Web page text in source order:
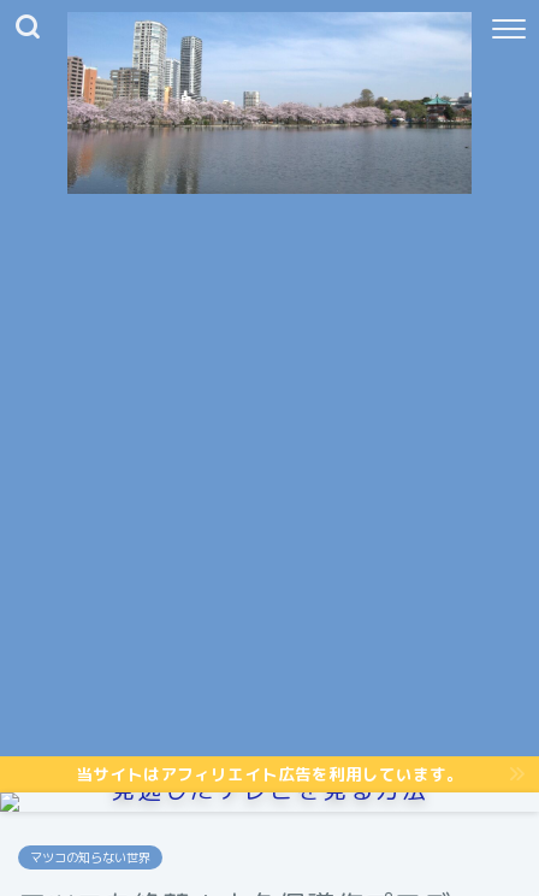
当サイトはアフィリエイト広告を利用しています。
見逃したテレビを見る方法
マツコの知らない世界